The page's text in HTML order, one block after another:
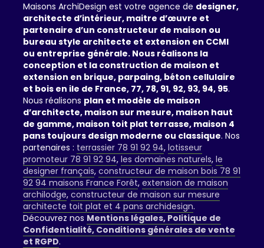
Maisons ArchiDesign est votre agence de designer,
architecte d’intérieur, maitre d’œuvre et
partenaire d’un constructeur de maison ou
bureau style architecte et extension en CCMI
ou entreprise générale. Nous réalisons la
conception et la construction de maison et
extension en brique, parpaing, béton cellulaire
et bois en ile de France, 77, 78, 91, 92, 93, 94, 95.
Nous réalisons plan et modèle de maison
d’architecte, maison sur mesure, maison haut
de gamme, maison toit plat terrasse, maison 4
pans toujours design moderne ou classique. Nos
partenaires : terrassier 78 91 92 94, lotisseur
promoteur 78 91 92 94, les domaines naturels, le
designer français, constructeur de maison bois 78 91
92 94 maisons France Forêt, extension de maison
archilodge, constructeur de maison sur mesure
architecte toit plat et 4 pans archidesign.
Découvrez nos Mentions légales, Politique de
Confidentialité, Conditions générales de vente
et RGPD.